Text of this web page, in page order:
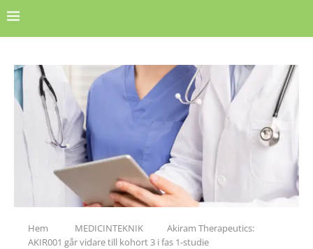
Hem MEDICINTEKNIK
Akiram Therapeutics:
AKIR001 går vidare till kohort 3 i fas 1-studie